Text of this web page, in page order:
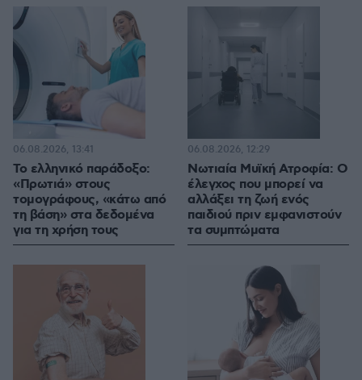
Το ελληνικό παράδοξο:
«Πρωτιά» στους
τομογράφους, «κάτω από
τη βάση» στα δεδομένα
για τη χρήση τους
06.08.2026, 13:41
Νωτιαία Μυϊκή Ατροφία: Ο
έλεγχος που μπορεί να
αλλάξει τη ζωή ενός
παιδιού πριν εμφανιστούν
τα συμπτώματα
06.08.2026, 12:29